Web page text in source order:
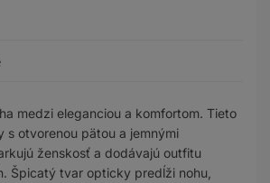
medzi eleganciou a komfortom. Tieto
s otvorenou pätou a jemnými
ženskosť a dodávajú outfitu
Špicatý tvar opticky predĺži nohu,